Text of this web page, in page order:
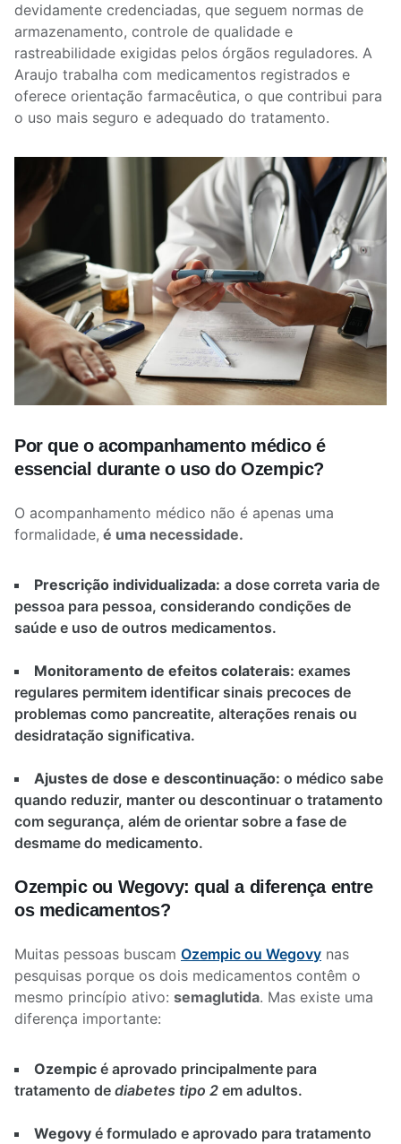
devidamente credenciadas, que seguem normas de
armazenamento, controle de qualidade e
rastreabilidade exigidas pelos órgãos reguladores. A
Araujo trabalha com medicamentos registrados e
oferece orientação farmacêutica, o que contribui para
o uso mais seguro e adequado do tratamento.
Por que o acompanhamento médico é
essencial durante o uso do Ozempic?
O acompanhamento médico não é apenas uma
formalidade, é uma necessidade.
Prescrição individualizada: a dose correta varia de
pessoa para pessoa, considerando condições de
saúde e uso de outros medicamentos.
Monitoramento de efeitos colaterais: exames
regulares permitem identificar sinais precoces de
problemas como pancreatite, alterações renais ou
desidratação significativa.
Ajustes de dose e descontinuação: o médico sabe
quando reduzir, manter ou descontinuar o tratamento
com segurança, além de orientar sobre a fase de
desmame do medicamento.
Ozempic ou Wegovy: qual a diferença entre
os medicamentos?
Muitas pessoas buscam Ozempic ou Wegovy nas
pesquisas porque os dois medicamentos contêm o
mesmo princípio ativo: semaglutida. Mas existe uma
diferença importante:
Ozempic é aprovado principalmente para
tratamento de diabetes tipo 2 em adultos.
Wegovy é formulado e aprovado para tratamento